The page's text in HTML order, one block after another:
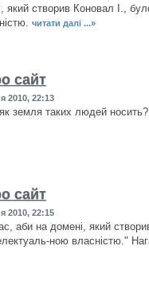
який створив Коновал І.,
читати далі ...»
сайт
2010, 22:13
земля таких людей
сайт
2010, 22:15
аби на домені, який
ною власністю."